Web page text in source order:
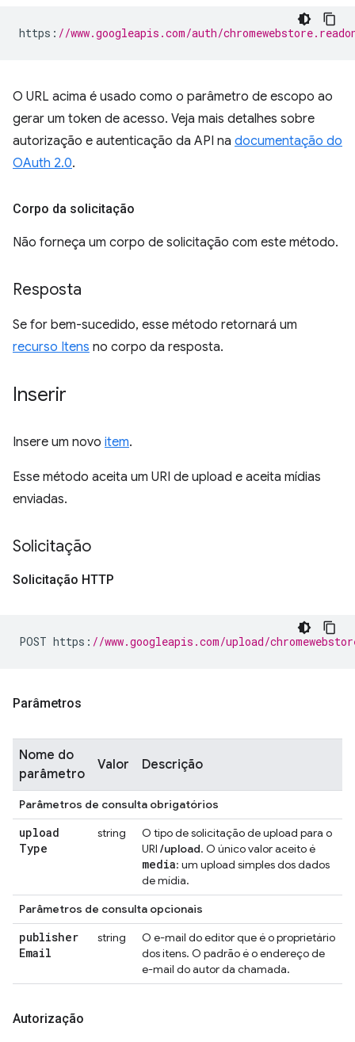
https : //www.googleapis.com/auth/
O URL acima é usado como o parâmetro de escopo ao
gerar um token de acesso. Veja mais detalhes sobre
autorização e autenticação da API na documentação do
OAuth 2.0.
Corpo da solicitação
Não forneça um corpo de solicitação com este método.
Resposta
Se for bem-sucedido, esse método retornará um
recurso Itens no corpo da resposta.
Inserir
Insere um novo item.
Esse método aceita um URI de upload e aceita mídias
enviadas.
Solicitação
Solicitação HTTP
POST https : //www.googleapis.com/upload/
Parâmetros
Nome do
parâmetro
Valor Descrição
Parâmetros de consulta obrigatórios
upload
Type
string
O tipo de solicitação de upload para o
URI /upload. O único valor aceito é
media: um upload simples dos dados
de mídia.
Parâmetros de consulta opcionais
publisher
Email
string
O e-mail do editor que é o proprietário
dos itens. O padrão é o endereço de
e-mail do autor da chamada.
Autorização